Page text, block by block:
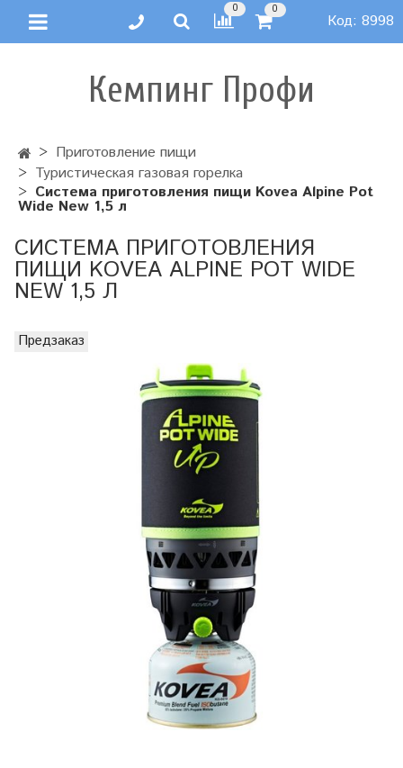
0 0
Код: 8998
Кемпинг Профи
Приготовление пищи
Туристическая газовая горелка
Система приготовления пищи Kovea Alpine Pot
Wide New 1,5 л
СИСТЕМА ПРИГОТОВЛЕНИЯ
ПИЩИ KOVEA ALPINE POT WIDE
NEW 1,5 Л
Предзаказ